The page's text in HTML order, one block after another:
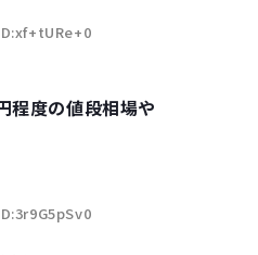
程度の値段相場や